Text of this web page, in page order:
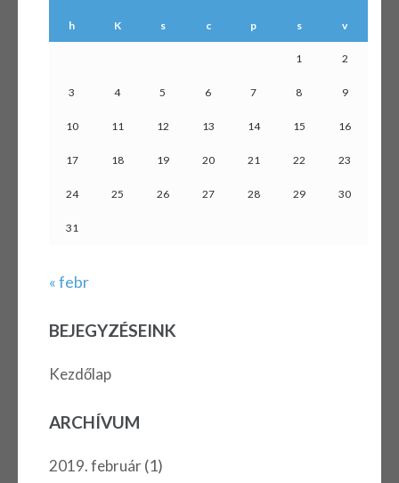
h K s c p s v
1 2
3 4 5 6 7 8 9
10 11 12 13 14 15 16
17 18 19 20 21 22 23
24 25 26 27 28 29 30
31
« febr
BEJEGYZÉSEINK
Kezdőlap
ARCHÍVUM
2019. február(1)